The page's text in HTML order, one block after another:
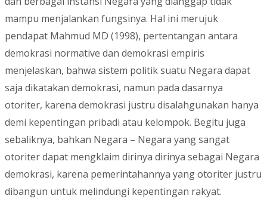
mampu menjalankan fungsinya. Hal ini merujuk
pendapat Mahmud MD (1998), pertentangan antara
demokrasi normative dan demokrasi empiris
menjelaskan, bahwa sistem politik suatu Negara dapat
saja dikatakan demokrasi, namun pada dasarnya
otoriter, karena demokrasi justru disalahgunakan hanya
demi kepentingan pribadi atau kelompok. Begitu juga
sebaliknya, bahkan Negara – Negara yang sangat
otoriter dapat mengklaim dirinya dirinya sebagai Negara
demokrasi, karena pemerintahannya yang otoriter justru
dibangun untuk melindungi kepentingan rakyat.